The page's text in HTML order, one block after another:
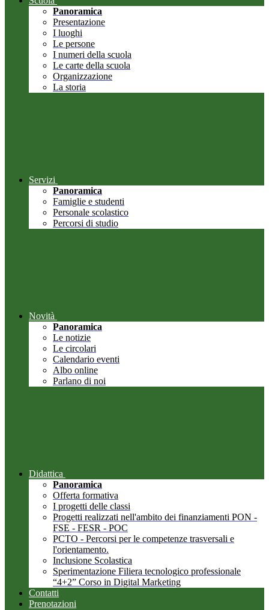
Panoramica
Presentazione
I luoghi
Le persone
I numeri della scuola
Le carte della scuola
Organizzazione
La storia
Servizi
Panoramica
Famiglie e studenti
Personale scolastico
Percorsi di studio
Novità
Panoramica
Le notizie
Le circolari
Calendario eventi
Albo online
Parlano di noi
Didattica
Panoramica
Offerta formativa
I progetti delle classi
Progetti realizzati nell'ambito dei finanziamenti PON -
FSE - FESR - POC
PCTO - Percorsi per le competenze trasversali e
l'orientamento.
Inclusione Scolastica
Sperimentazione Filiera tecnologico professionale
“4+2” Corso in Digital Marketing
Contatti
Prenotazioni